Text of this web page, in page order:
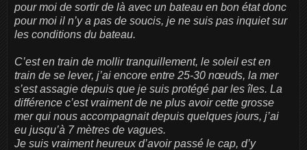
pour moi de sortir de là avec un bateau en bon état donc
pour moi il n’y a pas de soucis, je ne suis pas inquiet sur
les conditions du bateau.
C’est en train de mollir tranquillement, le soleil est en
train de se lever, j’ai encore entre 25-30 nœuds, la mer
s’est assagie depuis que je suis protégé par les îles. La
différence c’est vraiment de ne plus avoir cette grosse
mer qui nous accompagnait depuis quelques jours, j’ai
eu jusqu’à 7 mètres de vagues.
Je suis vraiment heureux d’avoir passé le cap, d’y